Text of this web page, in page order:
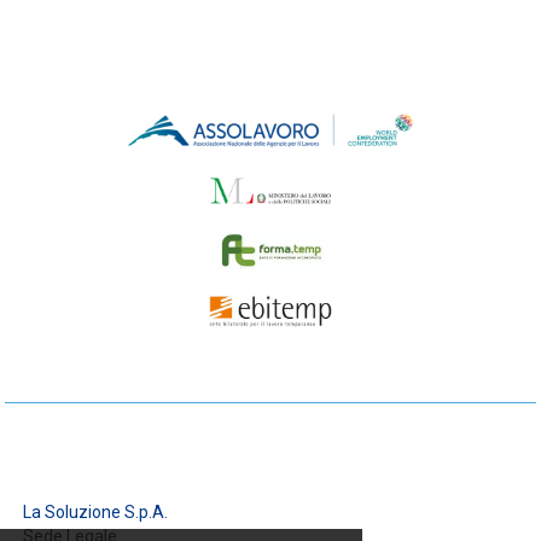
La Soluzione S.p.A.
Sede Legale